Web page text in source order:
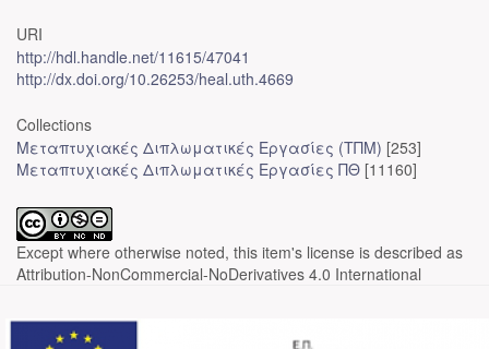
URI
http://hdl.handle.net/11615/47041
http://dx.doi.org/10.26253/heal.uth.4669
Collections
Μεταπτυχιακές Διπλωματικές Εργασίες (ΤΠΜ) [253]
Μεταπτυχιακές Διπλωματικές Εργασίες ΠΘ [11160]
Except where otherwise noted, this item's license is described as
Attribution-NonCommercial-NoDerivatives 4.0 International